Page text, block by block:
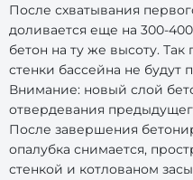
После схватывания
доливается еще на 300-
бетон на ту же высоту.
стенки бассейна не будут
Внимание: новый слой
отвердевания
После завершения
опалубка снимается,
стенкой и котлованом